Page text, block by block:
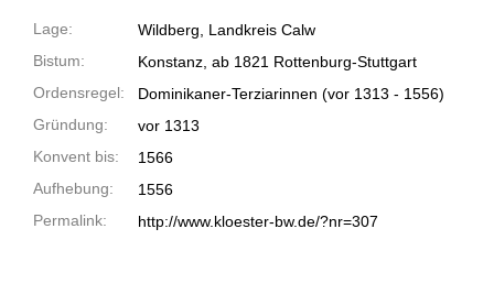
Lage:
Wildberg, Landkreis Calw
Bistum:
Konstanz, ab 1821 Rottenburg-Stuttgart
Ordensregel:
Dominikaner-Terziarinnen (vor 1313 - 1556)
Gründung:
vor 1313
Konvent bis:
1566
Aufhebung:
1556
Permalink:
http://www.kloester-bw.de/?nr=307